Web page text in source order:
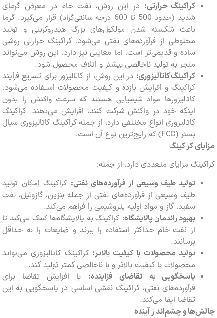
کراکینگ حرارتی:در این روش، نفت خام در معرض گرمای
شدید (حدود 500 تا 600 درجه سانتی‌گراد) قرار می‌گیرد. گرما
باعث شکسته شدن مولکول‌های بزرگ هیدروکربنی و تولید
مخلوطی از فرآورده‌های نفتی می‌شود. کراکینگ حرارتی روشی
ساده و قدیمی‌تر است، اما معایبی نیز دارد. این روش می‌تواند
منجر به تولید ناخالصی بیشتر و اتلاف محصول شود.
کراکینگ کاتالیزوری:در این روش، از کاتالیزور برای تسریع فرآیند
کراکینگ و افزایش بازده و کیفیت محصولات استفاده می‌شود.
کاتالیزورها مواد شیمیایی هستند که سرعت واکنش را بدون
اینکه خود در واکنش شرکت کنند، افزایش می‌دهند. کراکینگ
کاتالیزوری انواع مختلفی دارد، از جمله کراکینگ کاتالیزوری سیال
بستر (FCC) که رایج‌ترین نوع آن است.
کراکینگ
مزایای متعددی دارد، از جمله:
تولید طیف وسیعی از فرآورده‌های نفتی:کراکینگ امکان تولید
طیف وسیعی از فرآورده‌های نفتی از جمله بنزین، گازوئیل، نفت
سفید، گاز و مواد اولیه پتروشیمی را فراهم می‌کند.
بهبود راندمان پالایشگاه:کراکینگ به پالایشگاه‌ها کمک می‌کند تا
از نفت خام حداکثر استفاده را ببرند و ضایعات را به حداقل
برسانند.
تولید محصولات با کیفیت بالاتر:کراکینگ کاتالیزوری می‌تواند
محصولات با کیفیت بالاتر و با ناخالصی کمتر تولید کند.
پاسخگویی به تقاضای فزاینده:با افزایش تقاضا برای
فرآورده‌های نفتی، کراکینگ نقشی اساسی در پاسخگویی به این
تقاضا ایفا می‌کند.
و چشم‌انداز آینده